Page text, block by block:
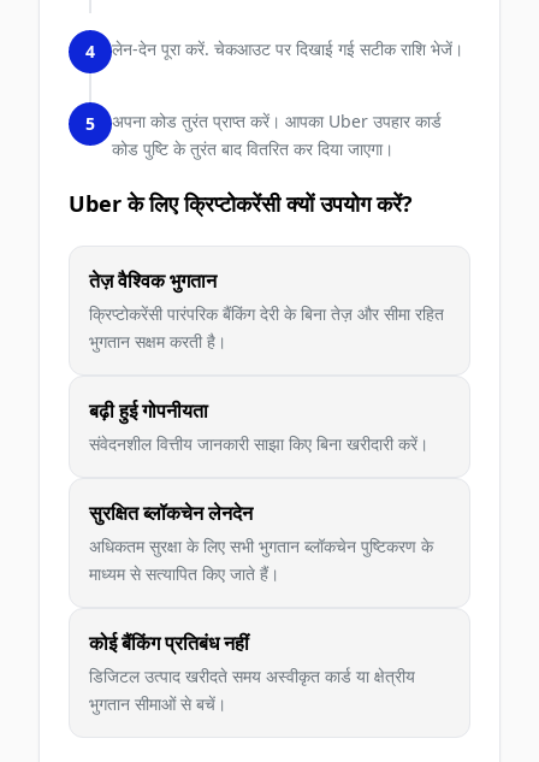
4 लेन-देन पूरा करें. चेकआउट पर दिखाई गई सटीक राशि भेजें।
5
अपना कोड तुरंत प्राप्त करें। आपका Uber उपहार कार्ड
कोड पुष्टि के तुरंत बाद वितरित कर दिया जाएगा।
Uber के लिए क्रिप्टोकरेंसी क्यों उपयोग करें?
तेज़ वैश्विक भुगतान
क्रिप्टोकरेंसी पारंपरिक बैंकिंग देरी के बिना तेज़ और सीमा रहित
भुगतान सक्षम करती है।
बढ़ी हुई गोपनीयता
संवेदनशील वित्तीय जानकारी साझा किए बिना खरीदारी करें।
सुरक्षित ब्लॉकचेन लेनदेन
अधिकतम सुरक्षा के लिए सभी भुगतान ब्लॉकचेन पुष्टिकरण के
माध्यम से सत्यापित किए जाते हैं।
कोई बैंकिंग प्रतिबंध नहीं
डिजिटल उत्पाद खरीदते समय अस्वीकृत कार्ड या क्षेत्रीय
भुगतान सीमाओं से बचें।